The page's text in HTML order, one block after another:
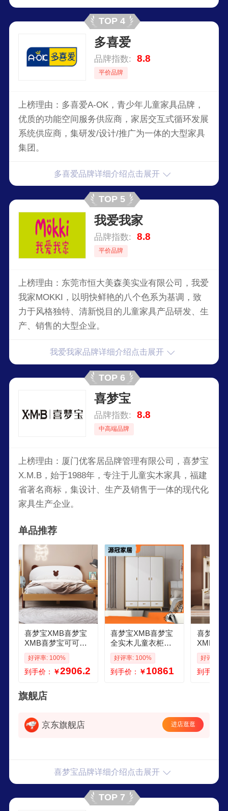
TOP 4
多喜爱
品牌指数: 8.8
平价品牌
上榜理由：多喜爱A-OK，青少年儿童家具品牌，
优质的功能空间服务供应商，家居交互式循环发展
系统供应商，集研发/设计/推广为一体的大型家具
集团。
多喜爱品牌详细介绍点击展开
TOP 5
我爱我家
品牌指数: 8.8
平价品牌
上榜理由：东莞市恒大美森美实业有限公司，我爱
我家MOKKI，以明快鲜艳的八个色系为基调，致
力于风格独特、清新悦目的儿童家具产品研发、生
产、销售的大型企业。
我爱我家品牌详细介绍点击展开
TOP 6
喜梦宝
品牌指数: 8.8
中高端品牌
上榜理由：厦门优客居品牌管理有限公司，喜梦宝
X.M.B，始于1988年，专注于儿童实木家具，福建
省著名商标，集设计、生产及销售于一体的现代化
家具生产企业。
单品推荐
喜梦宝XMB喜梦宝
XMB喜梦宝可可熊
全实木床现代简约
女孩男孩可升降床
板小熊 儿童床 1200
好评率: 100%
到手价： ￥2906.2
喜梦宝XMB喜梦宝
全实木儿童衣柜家
用卧室收纳柜组合
衣橱储物柜简约大
白系列 衣柜 2门整
好评率: 100%
到手价： ￥10861
喜梦宝
XMB喜
上下床
床上下
床小户
好评率:
到手价：
旗舰店
京东旗舰店 进店逛逛
喜梦宝品牌详细介绍点击展开
TOP 7